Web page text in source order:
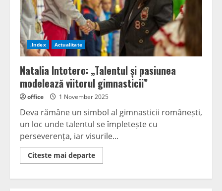
.Index Actualitate
Natalia Intotero: „Talentul și pasiunea
modelează viitorul gimnasticii”
office 1 November 2025
Deva rămâne un simbol al gimnasticii românești,
un loc unde talentul se împletește cu
perseverența, iar visurile...
Citeste mai departeRead
more